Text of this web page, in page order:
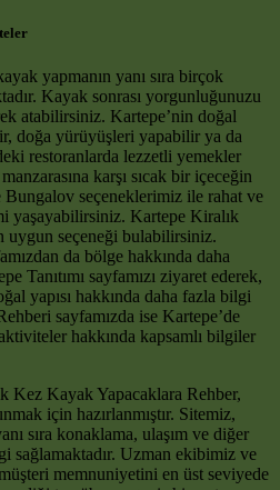
yapmanın yanı sıra birçok
Kayak sonrası yorgunluğunuzu
atabilirsiniz. Kartepe’nin doğal
doğa yürüyüşleri yapabilir ya da
restoranlarda lezzetli yemekler
karşı sıcak bir içeceğin
Bungalov seçeneklerimiz ile rahat ve
yaşayabilirsiniz. Kartepe Kiralık
uygun seçeneği bulabilirsiniz.
da bölge hakkında daha
Tanıtımı sayfamızı ziyaret ederek,
yapısı hakkında daha fazla bilgi
sayfamızda ise Kartepe’de
hakkında kapsamlı bilgiler
Kez Kayak Yapacaklara Rehber,
için hazırlanmıştır. Sitemiz,
sıra konaklama, ulaşım ve diğer
sağlamaktadır. Uzman ekibimiz ve
memnuniyetini en üst seviyede